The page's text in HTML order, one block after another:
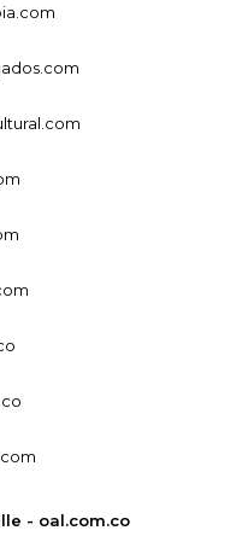
- oal.com.co